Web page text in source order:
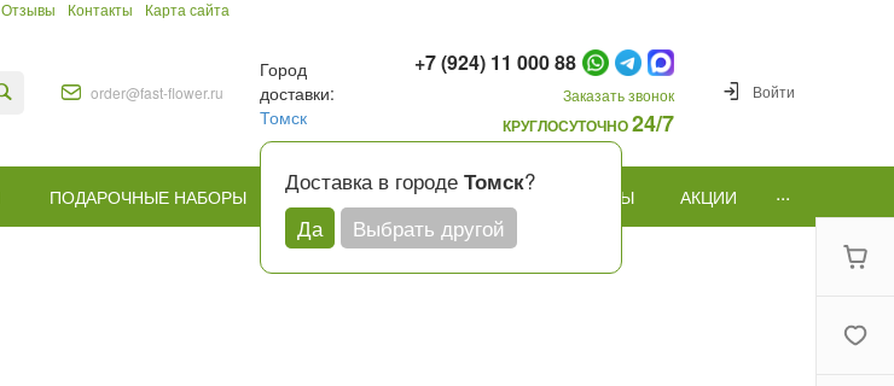
Отзывы Контакты Карта сайта
order@fast-flower.ru
Город
доставки:
Томск
Доставка в городе Томск?
Да
Выбрать другой
+7 (924) 11 000 88
Заказать звонок
КРУГЛОСУТОЧНО24/7
Войти
ПОДАРОЧНЫЕ НАБОРЫ КОМУ ПОВОД ПОДАРКИ И ШАРЫ АКЦИИ ...